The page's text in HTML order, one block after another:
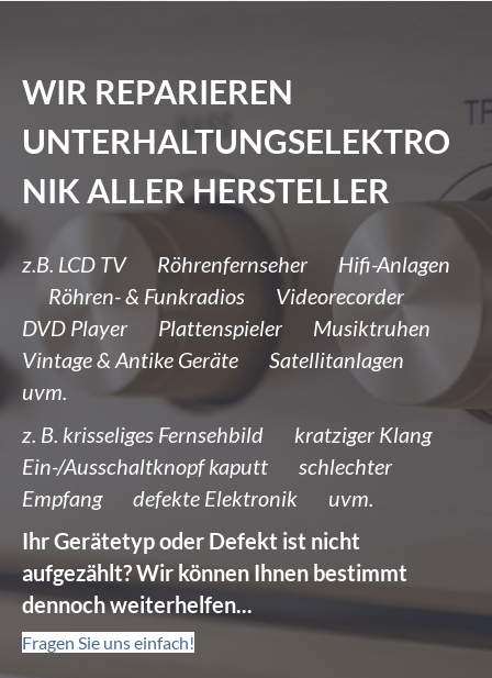
WIR REPARIEREN
UNTERHALTUNGSELEKTRO
NIK ALLER HERSTELLER
z.B. LCD TV Röhrenfernseher Hifi-Anlagen
Röhren- & Funkradios Videorecorder
DVD Player Plattenspieler Musiktruhen
Vintage & Antike Geräte Satellitanlagen
uvm.
z. B. krisseliges Fernsehbild kratziger Klang
Ein-/Ausschaltknopf kaputt schlechter
Empfang defekte Elektronik uvm.
Ihr Gerätetyp oder Defekt ist nicht
aufgezählt? Wir können Ihnen bestimmt
dennoch weiterhelfen...
Fragen Sie uns einfach!